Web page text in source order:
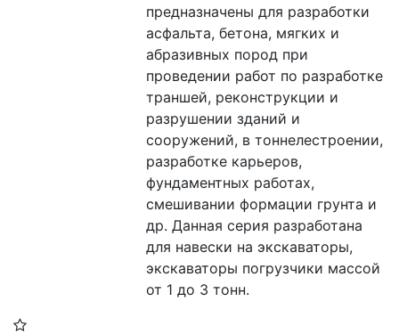
предназначены для разработки
асфальта, бетона, мягких и
абразивных пород при
проведении работ по разработке
траншей, реконструкции и
разрушении зданий и
сооружений, в тоннелестроении,
разработке карьеров,
фундаментных работах,
смешивании формации грунта и
др. Данная серия разработана
для навески на экскаваторы,
экскаваторы погрузчики массой
от 1 до 3 тонн.